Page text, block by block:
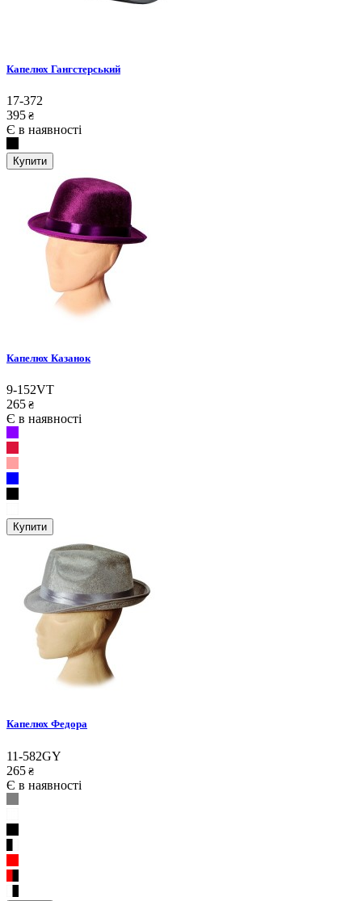
Капелюх Гангстерський
17-372
395 ₴
Є в наявності
Купити
Капелюх Казанок
9-152VT
265 ₴
Є в наявності
Купити
Капелюх Федора
11-582GY
265 ₴
Є в наявності